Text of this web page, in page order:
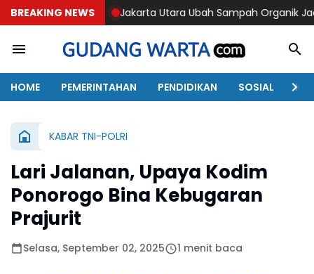
BREAKING NEWS
Jakarta Utara Ubah Sampah Organik Jadi Energi
HOME PEMERINTAHAN PENDIDIKAN SOSIAL
KABAR TNI-POLRI
Lari Jalanan, Upaya Kodim
Ponorogo Bina Kebugaran
Prajurit
Selasa, September 02, 2025 1 menit baca